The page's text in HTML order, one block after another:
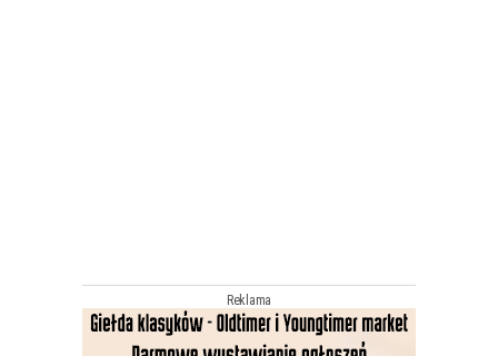
Reklama